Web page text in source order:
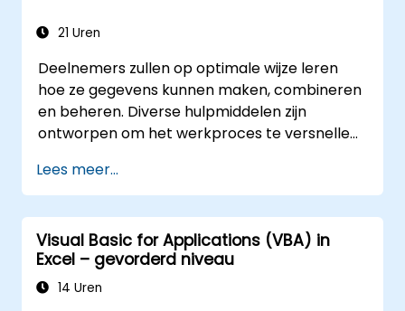
21 Uren
Deelnemers zullen op optimale wijze leren
hoe ze gegevens kunnen maken, combineren
en beheren. Diverse hulpmiddelen zijn
ontworpen om het werkproces te versnellen;
de gangbare methoden en stellen u in staat
een applicatie te ontwerpen die nieuwe taken
kan uitvoeren.
Lees meer...
Visual Basic for Applications (VBA) in
Excel – gevorderd niveau
14 Uren